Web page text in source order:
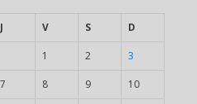
J V S D
1 2 3
7 8 9 10